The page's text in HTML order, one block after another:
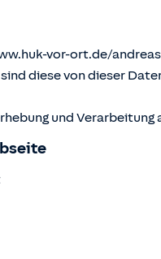
vor-ort.de/
diese von dieser
und